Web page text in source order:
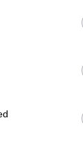
commercianti o